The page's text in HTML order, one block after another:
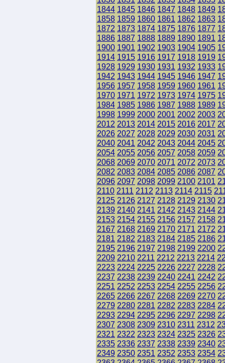
1844 1845 1846 1847 1848 1849
1858 1859 1860 1861 1862 1863
1872 1873 1874 1875 1876 1877
1886 1887 1888 1889 1890 1891
1900 1901 1902 1903 1904 1905
1914 1915 1916 1917 1918 1919
1928 1929 1930 1931 1932 1933
1942 1943 1944 1945 1946 1947
1956 1957 1958 1959 1960 1961
1970 1971 1972 1973 1974 1975
1984 1985 1986 1987 1988 1989
1998 1999 2000 2001 2002 2003
2012 2013 2014 2015 2016 2017
2026 2027 2028 2029 2030 2031
2040 2041 2042 2043 2044 2045
2054 2055 2056 2057 2058 2059
2068 2069 2070 2071 2072 2073
2082 2083 2084 2085 2086 2087
2096 2097 2098 2099 2100 2101
2110 2111 2112 2113 2114 2115
2125 2126 2127 2128 2129 2130
2139 2140 2141 2142 2143 2144
2153 2154 2155 2156 2157 2158
2167 2168 2169 2170 2171 2172
2181 2182 2183 2184 2185 2186
2195 2196 2197 2198 2199 2200
2209 2210 2211 2212 2213 2214
2223 2224 2225 2226 2227 2228
2237 2238 2239 2240 2241 2242
2251 2252 2253 2254 2255 2256
2265 2266 2267 2268 2269 2270
2279 2280 2281 2282 2283 2284
2293 2294 2295 2296 2297 2298
2307 2308 2309 2310 2311 2312
2321 2322 2323 2324 2325 2326
2335 2336 2337 2338 2339 2340
2349 2350 2351 2352 2353 2354